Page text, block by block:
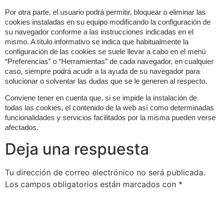
Por otra parte, el usuario podrá permitir, bloquear o eliminar las
cookies instaladas en su equipo modificando la configuración de
su navegador conforme a las instrucciones indicadas en el
mismo. A título informativo se indica que habitualmente la
configuración de las cookies se suele llevar a cabo en el menú
“Preferencias” o “Herramientas” de cada navegador, en cualquier
caso, siempre podrá acudir a la ayuda de su navegador para
solucionar o solventar las dudas que se le generen al respecto.
Conviene tener en cuenta que, si se impide la instalación de
todas las cookies, el contenido de la web así como determinadas
funcionalidades y servicios facilitados por la misma pueden verse
afectados.
Deja una respuesta
Tu dirección de correo electrónico no será publicada.
Los campos obligatorios están marcados con *